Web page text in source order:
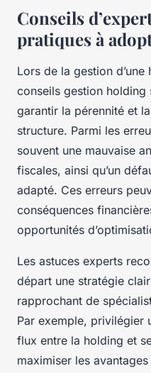
Conseils
pratiques à
Lors de la gestion
conseils gestion holding
garantir la pérennité et
structure. Parmi les
souvent une mauvaise
fiscales, ainsi qu’un
adapté. Ces erreurs
conséquences
opportunités
Les astuces experts
départ une stratégie
rapprochant de
Par exemple, privilégier
flux entre la holding et
maximiser les